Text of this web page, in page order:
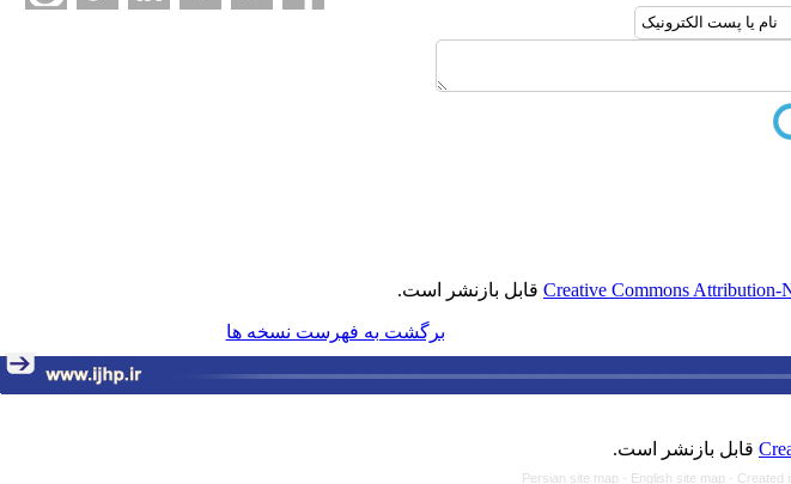
Creative Commons Attribution- قابل بازنشر است.
برگشت به فهرست نسخه ها
قابل بازنشر است.
Persian site map - English site map - Created